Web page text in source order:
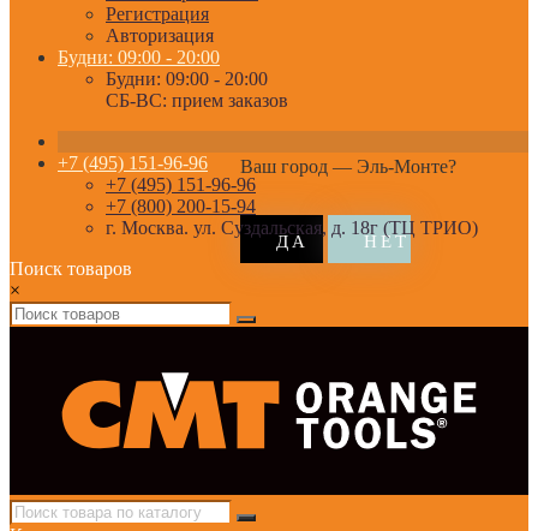
Регистрация
Авторизация
Будни: 09:00 - 20:00
Будни: 09:00 - 20:00
СБ-ВС: прием заказов
Ваш город — Эль-Монте?
+7 (495) 151-96-96
+7 (495) 151-96-96
+7 (800) 200-15-94
г. Москва. ул. Суздальская, д. 18г (ТЦ ТРИО)
Поиск товаров
×